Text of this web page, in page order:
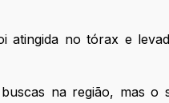
atingida no tórax e
na região, mas o